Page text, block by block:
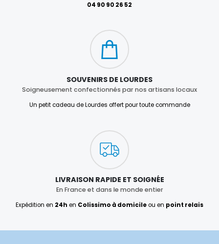
04 90 90 26 52
SOUVENIRS DE LOURDES
Soigneusement confectionnés par nos artisans locaux
Un petit cadeau de Lourdes offert pour toute commande
LIVRAISON RAPIDE ET SOIGNÉE
En France et dans le monde entier
Expédition en 24h en Colissimo à domicileou en point relais